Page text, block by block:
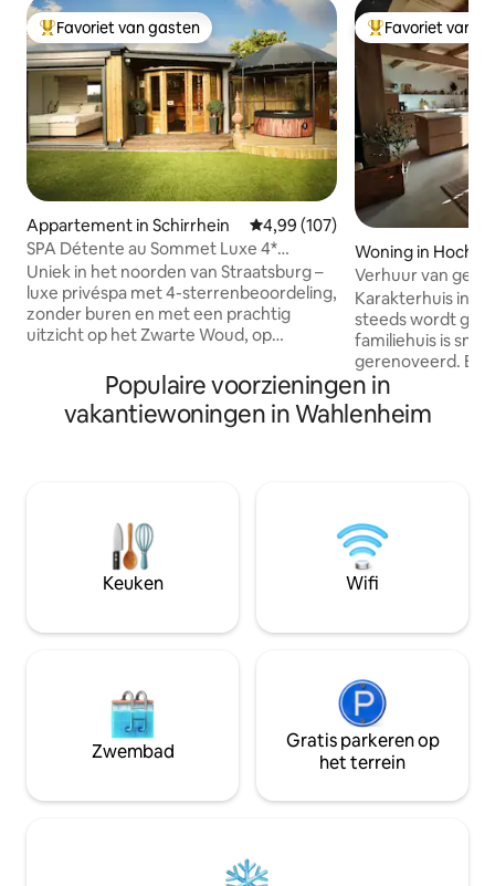
Topfavoriet van gasten
Favoriet van gasten
Appartement in Schirrhein Gemiddelde beoordeling van
4,99 (107)
SPA Détente au Sommet Luxe 4*
Uitzicht en privé-spa
Uniek in het noorden van Straatsburg –
luxe privéspa met 4-sterrenbeoordeling,
zonder buren en met een prachtig
uitzicht op het Zwarte Woud, op
Baden, op 10 minuten van Haguenau, op
1 uur van Europa-Park en op 5 minuten
van de golfbaan van Soufflenheim.
(624 vierkante voet), volledig uitgerust,
romantische slaapkamer met kingsize
bed, doucheruimte, toilet, volledig
uitgeruste keuken, bank en eethoek.
Topfavoriet van
Favoriet van
Woning in
Verhuur van
comfort voor 6/8
Karakterhuis in
steeds wordt
familiehuis is
gerenoveerd.
antieke meubels
maar charmante
van de plek al
enkele
Paleis en op
Villa Météor in
12 personen.
Populaire voorzieningen in
vakantiewoningen in Wahlenheim
Keuken Wifi
Zwembad
Gratis parkeren op
het terrein